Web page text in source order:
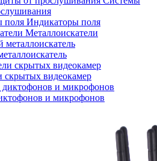
Индикаторы поля
Металлоискатели
скрытых видеокамер
и микрофонов